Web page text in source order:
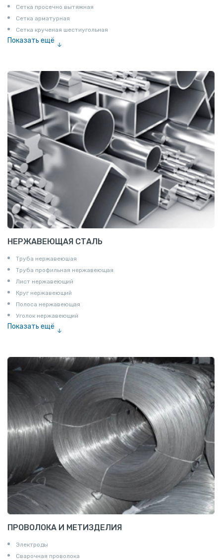
Сетка просечно вытяжная
Сетка арматурная
Сетка крученая шестиугольная
Показать ещё
НЕРЖАВЕЮЩАЯ СТАЛЬ
Труба нержавеюшая
Труба профильная нержавеющая
Лист нержавеющий
Круг нержавеющий
Полоса нержавеющая
Уголок нержавеющий
Показать ещё
ПРОВОЛОКА И МЕТИЗДЕЛИЯ
Электроды
Сварочная проволока